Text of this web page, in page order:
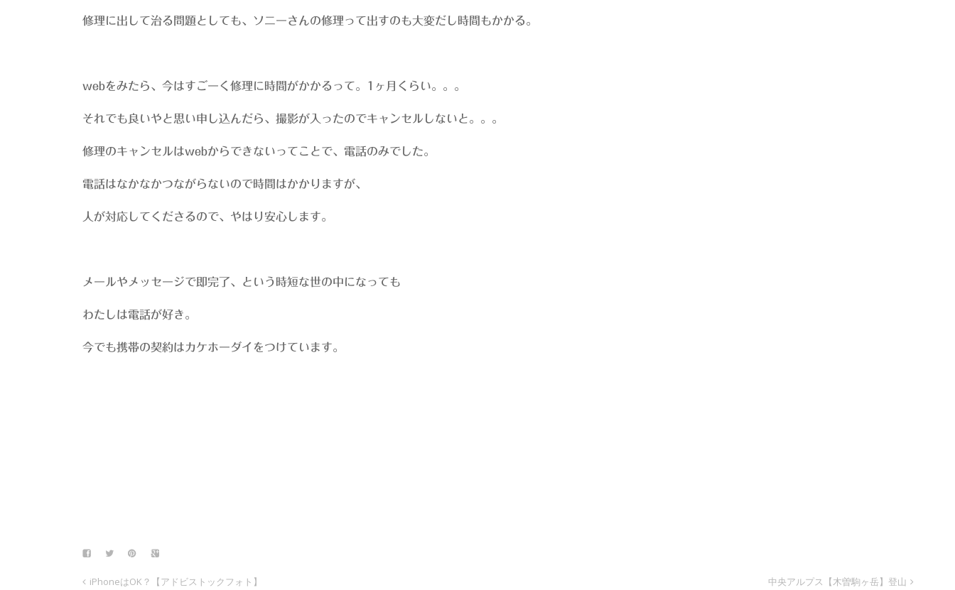
修理に出して治る問題としても、ソニーさんの修理って出すのも大変だし時間もかかる。
webをみたら、今はすごーく修理に時間がかかるって。1ヶ月くらい。。。
それでも良いやと思い申し込んだら、撮影が入ったのでキャンセルしないと。。。
修理のキャンセルはwebからできないってことで、電話のみでした。
電話はなかなかつながらないので時間はかかりますが、
人が対応してくださるので、やはり安心します。
メールやメッセージで即完了、という時短な世の中になっても
わたしは電話が好き。
今でも携帯の契約はカケホーダイをつけています。
iPhoneはOK？【アドビストックフォト】 中央アルプス【木曽駒ヶ岳】登山